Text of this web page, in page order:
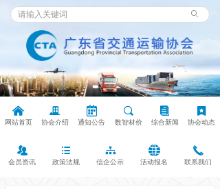
ꄙ
낀
网站首页
끉
协会介绍
녀
通知公告
끠
数智材价
뀴
综合新闻
끈
协会动态
뀡
会员资讯
뀑
政策法规
뀒
信企公示
뀁
活动报名
끅
联系我们